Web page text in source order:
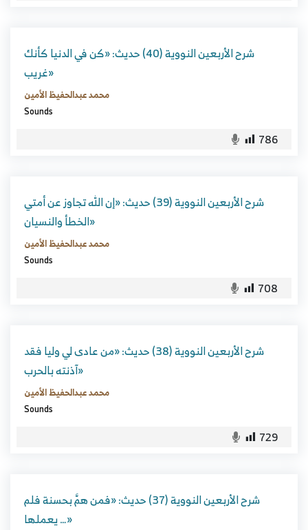
شرح الأربعين النووية (40) حديث: «كن في الدنيا كأنك
غريب»
محمد عبدالحفيظ الأمين
Sounds
786
شرح الأربعين النووية (39) حديث: «إن الله تجاوز عن أمتي
الخطأ والنسيان»
محمد عبدالحفيظ الأمين
Sounds
708
شرح الأربعين النووية (38) حديث: «من عادى لي وليا فقد
آذنته بالحرب»
محمد عبدالحفيظ الأمين
Sounds
729
شرح الأربعين النووية (37) حديث: «فمن همَّ بحسنة فلم
يعملها …»